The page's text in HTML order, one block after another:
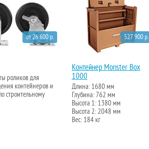
от 26 600 р.
роликов для
контейнеров и
строительному
Контейнер Monster Box
1000
527 900 р.
Длина: 1680 мм
Глубина: 762 мм
Высота 1: 1380 мм
Высота 2: 2048 мм
Вес: 184 кг